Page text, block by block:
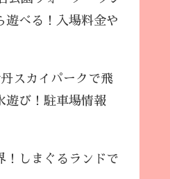
遊べる！入場料金や
スカイパークで飛
遊び！駐車場情報
！しまぐるランドで